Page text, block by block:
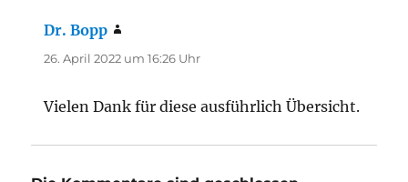
Dr. Bopp
26. April 2022 um 16:26 Uhr
Vielen Dank für diese ausführlich Übersicht.